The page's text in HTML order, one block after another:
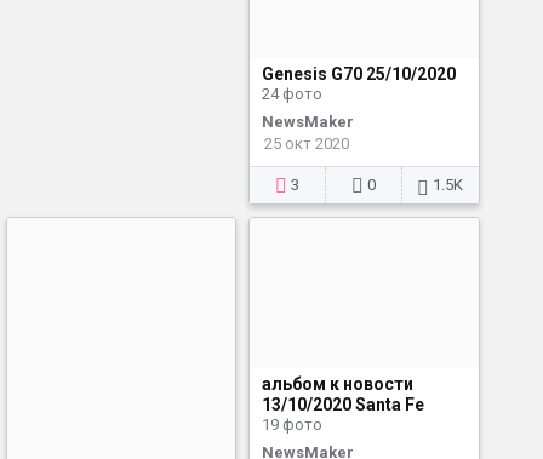
Genesis G70 25/10/2020
24 фото
NewsMaker
25 окт 2020
3 0 1.5K
альбом к новости
13/10/2020 Santa Fe
19 фото
NewsMaker